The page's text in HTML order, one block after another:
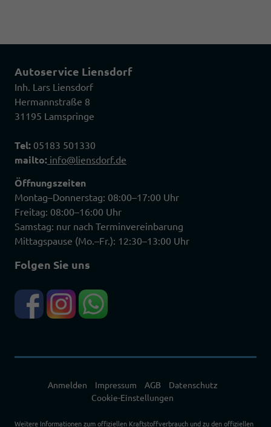
Autoservice Liensdorf
Inh. Lars Liensdorf
Hermannstraße 8
31195 Lamspringe
Tel: 05183 501330
mailto: info@liensdorf.de
Öffnungszeiten
Montag–Donnerstag: 08:00–17:00 Uhr
Freitag: 08:00–16:00 Uhr
Samstag: nur nach Terminvereinbarung
Mittagspause (Mo.–Fr.): 12:30–13:00 Uhr
Folgen Sie uns
Anmelden Impressum AGB
Datenschutz
Cookie-Einstellungen
Weitere Informationen zum offiziellen Kraftstoffverbrauch und zu den offiziellen